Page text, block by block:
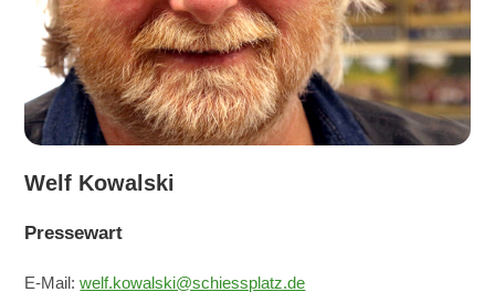
Welf Kowalski
Pressewart
E-Mail:welf.kowalski@schiessplatz.de